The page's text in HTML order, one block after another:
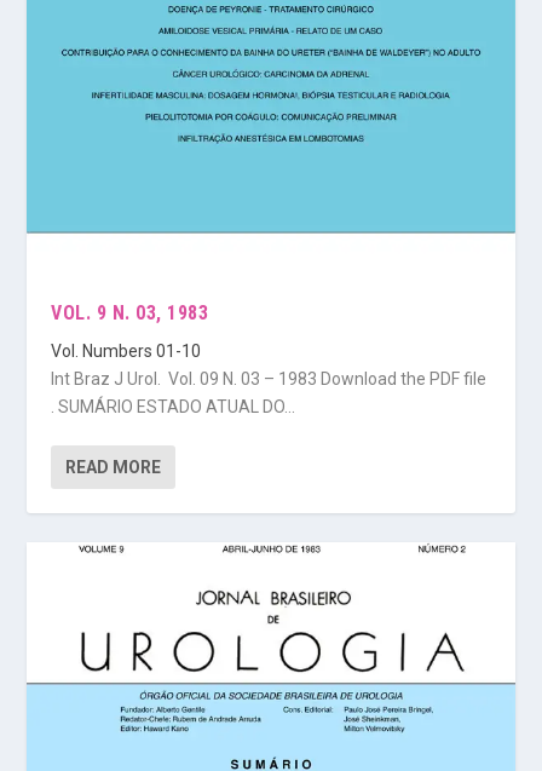
VOL. 9 N. 03, 1983
Vol. Numbers 01-10
Int Braz J Urol. Vol. 09 N. 03 – 1983 Download the PDF file
. SUMÁRIO ESTADO ATUAL DO...
READ MORE